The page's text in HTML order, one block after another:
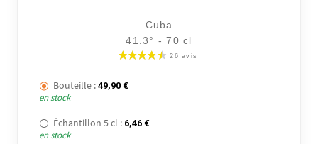
Cuba
41.3° - 70 cl
Bouteille : 49,90 €
en stock
Échantillon 5 cl : 6,46 €
en stock